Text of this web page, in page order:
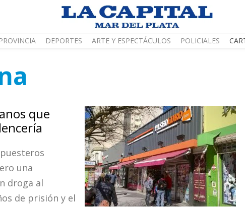
PROVINCIA DEPORTES ARTE Y ESPECTÁCULOS POLICIALES
que
una
droga al
de prisión y el